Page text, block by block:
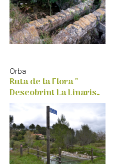
Orba
Ruta de la Flora "
Descobrint La Linaris
Orbensis"